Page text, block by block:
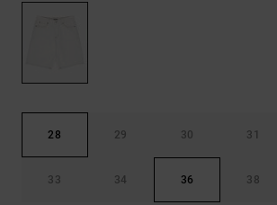
28 29 30 31
33 34 36 38